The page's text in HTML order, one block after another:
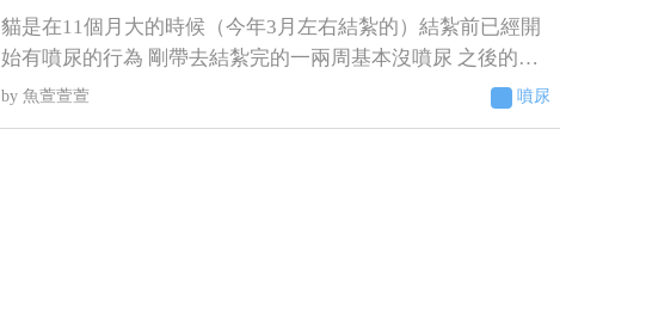
貓是在11個月大的時候（今年3月左右結紮的）結紮前已經開
始有噴尿的行為 剛帶去結紮完的一兩周基本沒噴尿 之後的時
間經常噴尿 原先只是床旁邊的牆壁 到後來床頭櫃、衣櫃、電
魚萱萱萱 噴尿